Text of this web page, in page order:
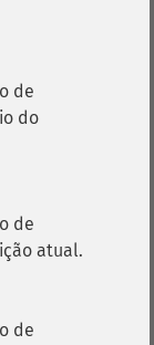
de
do
de
atual.
de